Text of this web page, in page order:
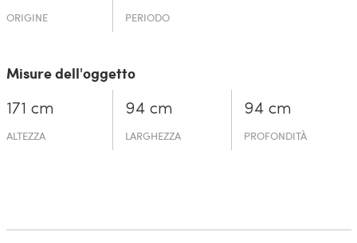
ORIGINE PERIODO
Misure dell'oggetto
171 cm
ALTEZZA
94 cm
LARGHEZZA
94 cm
PROFONDITÀ